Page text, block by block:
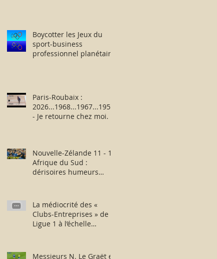
Boycotter les Jeux du
sport-business
professionnel planétaire
Paris-Roubaix :
2026...1968...1967...1957
- Je retourne chez moi.
Nouvelle-Zélande 11 - 12
Afrique du Sud :
dérisoires humeurs
La médiocrité des «
Clubs-Entreprises » de
Ligue 1 à l’échelle
Messieurs N. Le Graët et